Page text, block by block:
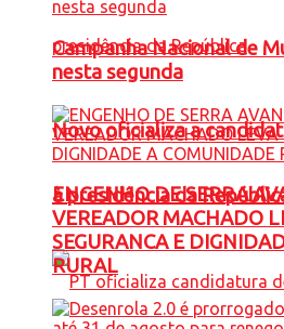
Novo oficializa a
à presidência da
Campanha Nacional de
nesta segunda
ENGENHO DE SERRA
VEREADOR MACHADO
SEGURANCA E
RURAL